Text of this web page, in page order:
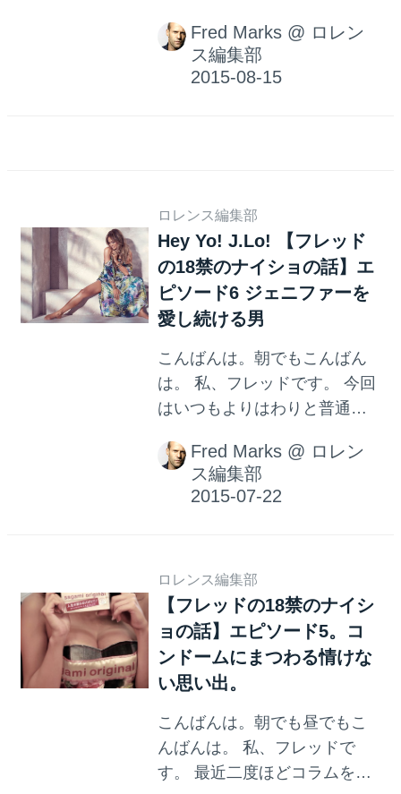
イショの話をお届けします。
Fred Marks @ ロレン
ス編集部
ロレンス編集部
Hey Yo! J.Lo! 【フレッド
の18禁のナイショの話】エ
ピソード6 ジェニファーを
愛し続ける男
こんばんは。朝でもこんばん
は。 私、フレッドです。 今回
はいつもよりはわりと普通の
ニファー命を、かれこれ15年
近く続けている男の話です。
ジェニファーと結婚したい。
すと？ いやですね、ジェニフ
ァー・ローレンスではありま
せんよ、だって彼女なら15年
前ならまだ小学生程度の年齢
ですからね、いくら私、フレ
友人はいないのですよ。 そ
う、ジェニファーといえばロ
ペス。ジェニファー・ロペス
Fred Marks @ ロレン
ス編集部
ロレンス編集部
【フレッドの18禁のナイシ
ョの話】エピソード5。コ
ンドームにまつわる情けな
い思い出。
こんばんは。朝でも昼でもこ
んばんは。 私、フレッドで
す。 最近二度ほどコラムを編